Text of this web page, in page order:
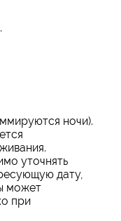
ночи).
уточнять
дату,
может
при